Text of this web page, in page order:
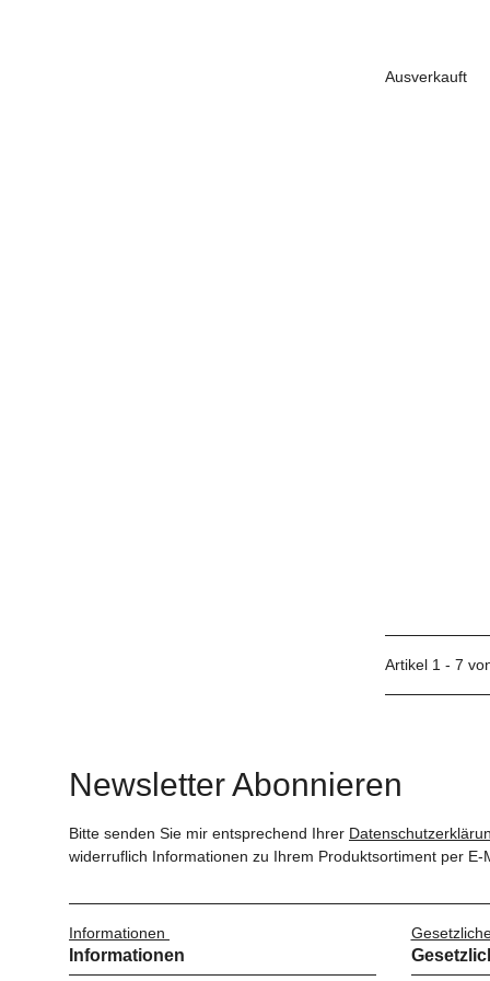
Ausverkauft
Artikel 1 - 7
Newsletter Abonnieren
Bitte senden Sie mir entsprechend Ihrer
widerruflich Informationen zu Ihrem Produktsortiment per E-
Informationen
Informationen